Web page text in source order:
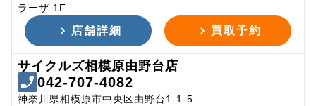
ラーザ 1F
店舗詳細 買取予約
サイクルズ相模原由野台店
042-707-4082
神奈川県相模原市中央区由野台1-1-5